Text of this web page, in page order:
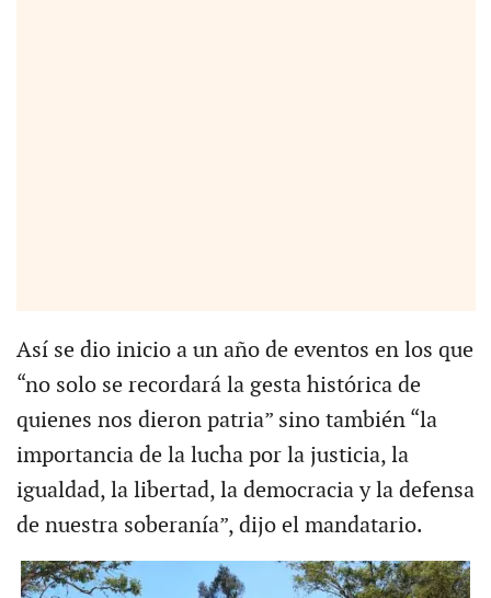
Así se dio inicio a un año de eventos en los que
“no solo se recordará la gesta histórica de
quienes nos dieron patria” sino también “la
importancia de la lucha por la justicia, la
igualdad, la libertad, la democracia y la defensa
de nuestra soberanía”, dijo el mandatario.